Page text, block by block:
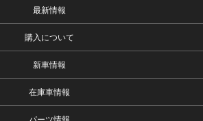
最新情報
購入について
新車情報
在庫車情報